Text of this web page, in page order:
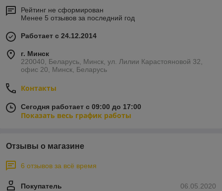
Рейтинг не сформирован
Менее 5 отзывов за последний год
Работает с 24.12.2014
г. Минск
220040, Беларусь, Минск, ул. Лилии Карастояновой 32,
офис 20, Минск, Беларусь
Контакты
Сегодня работает с 09:00 до 17:00
Показать весь график работы
Отзывы о магазине
6 отзывов за всё время
06.05.2020
Покупатель